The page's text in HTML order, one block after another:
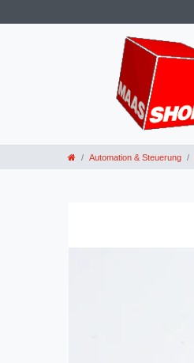
Automation & Steuerung